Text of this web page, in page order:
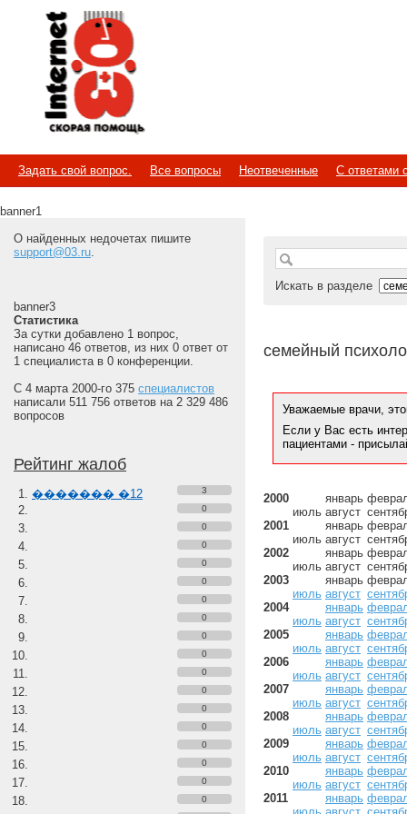
Internet
Скорая помощь
Задать свой вопрос. Все вопросы Неотвеченные С ответами
banner1
О найденных недочетах пишите
support@03.ru.
banner3
Статистика
За сутки добавлено 1 вопрос,
написано 46 ответов, из них 0 ответ от
1 специалиста в 0 конференции.
С 4 марта 2000-го 375 специалистов
написали 511 756 ответов на 2 329 486
вопросов
Рейтинг жалоб
������� �12
3
0
0
0
0
0
0
0
0
0
0
0
0
0
0
0
0
0
Искать в разделе
семейный
Уважаемые врачи,
Если у Вас есть
пациентами -
2000 январь
июль август
2001
январь
июль август
2002
январь
июль август
2003
январь
июль август
2004
январь
июль август
2005
январь
июль август
2006
январь
июль август
2007
январь
июль август
2008
январь
июль август
2009
январь
июль август
2010
январь
июль август
2011
январь